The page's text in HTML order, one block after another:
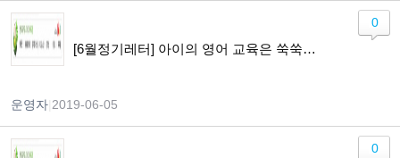
[6월정기레터] 아이의 영어 교육은 쑥쑥닷컴과 함께 하세요! 문장연습SP / 영어유치원2파닉스과정 / 말하기를 위한 화상영어 모집중
운영자 2019-06-05
0
0